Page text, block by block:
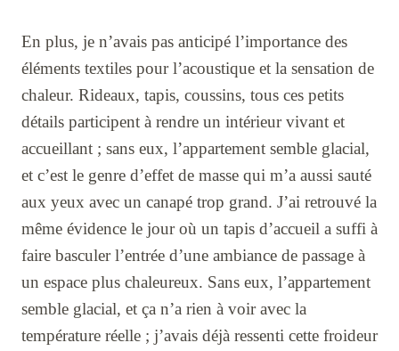
En plus, je n’avais pas anticipé l’importance des
éléments textiles pour l’acoustique et la sensation de
chaleur. Rideaux, tapis, coussins, tous ces petits
détails participent à rendre un intérieur vivant et
accueillant ; sans eux, l’appartement semble glacial,
et c’est le genre d’effet de masse qui m’a aussi sauté
aux yeux avec un canapé trop grand. J’ai retrouvé la
même évidence le jour où un tapis d’accueil a suffi à
faire basculer l’entrée d’une ambiance de passage à
un espace plus chaleureux. Sans eux, l’appartement
semble glacial, et ça n’a rien à voir avec la
température réelle ; j’avais déjà ressenti cette froideur